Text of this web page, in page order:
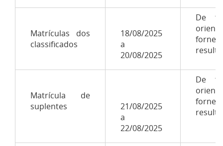
Matrículas dos
classificados
18/08/2025
a
20/08/2025
De
Matrícula de
suplentes
21/08/2025
a
22/08/2025
De